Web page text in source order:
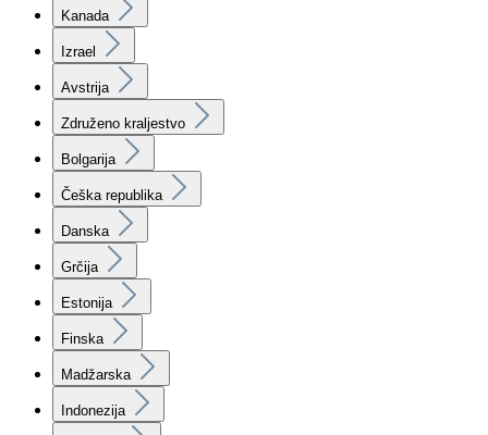
Kanada
Izrael
Avstrija
Združeno kraljestvo
Bolgarija
Češka republika
Danska
Grčija
Estonija
Finska
Madžarska
Indonezija